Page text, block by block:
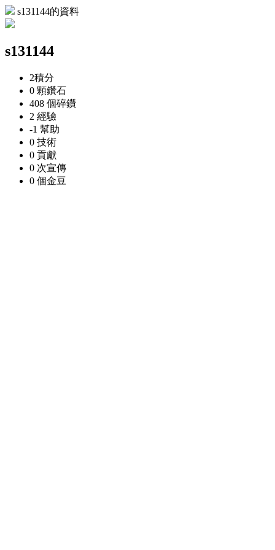
s131144的資料
s131144
2積分
0 顆鑽石
408 個碎鑽
2 經驗
-1 幫助
0 技術
0 貢獻
0 次宣傳
0 個金豆